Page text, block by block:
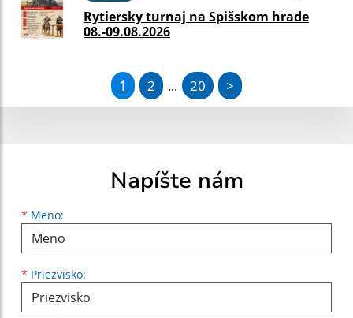
Rytiersky turnaj na Spišskom hrade
08.-09.08.2026
1 2 ... 20 >
Napíšte nám
* Meno:
Meno
* Priezvisko:
Priezvisko
E-mailová adresa